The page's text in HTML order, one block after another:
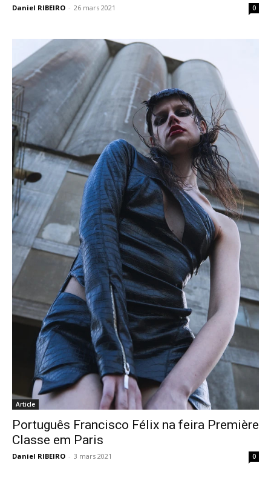
Daniel RIBEIRO - 26 mars 2021 0
Article
Português Francisco Félix na feira Première
Classe em Paris
Daniel RIBEIRO - 3 mars 2021 0